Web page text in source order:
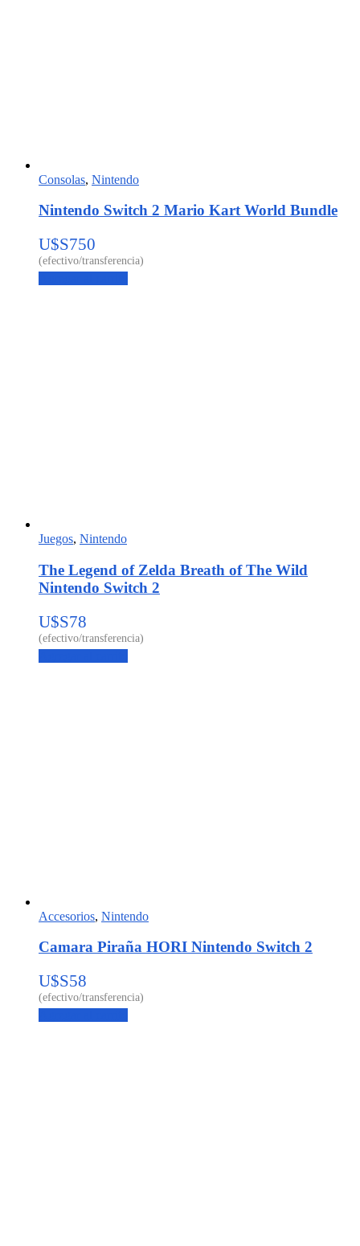
Consolas, Nintendo
Nintendo Switch 2 Mario Kart World Bundle
U$S750
Juegos, Nintendo
The Legend of Zelda Breath of The Wild
Nintendo Switch 2
U$S78
Accesorios, Nintendo
Camara Piraña HORI Nintendo Switch 2
U$S58